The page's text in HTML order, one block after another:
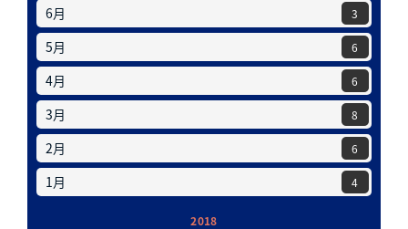
6月 3
5月 6
4月 6
3月 8
2月 6
1月 4
2018